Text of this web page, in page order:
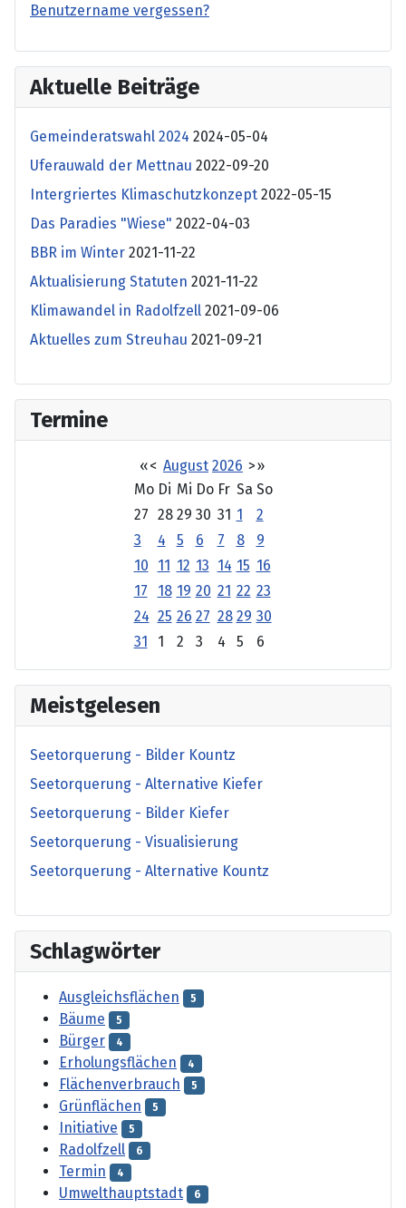
Benutzername vergessen?
Aktuelle Beiträge
Gemeinderatswahl 2024 2024-05-04
Uferauwald der Mettnau 2022-09-20
Intergriertes Klimaschutzkonzept 2022-05-15
Das Paradies "Wiese" 2022-04-03
BBR im Winter 2021-11-22
Aktualisierung Statuten 2021-11-22
Klimawandel in Radolfzell 2021-09-06
Aktuelles zum Streuhau 2021-09-21
Termine
«< August 2026 >»
Mo Di Mi Do Fr Sa So
27 28 29 30 31 1
2
3
4 5 6 7 8
9
10
11 12 13 14 15 16
17
18 19 20 21 22 23
24 25 26 27 28 29 30
31
1 2 3 4 5 6
Meistgelesen
Seetorquerung - Bilder Kountz
Seetorquerung - Alternative Kiefer
Seetorquerung - Bilder Kiefer
Seetorquerung - Visualisierung
Seetorquerung - Alternative Kountz
Schlagwörter
Ausgleichsflächen 5
Bäume 5
Bürger 4
Erholungsflächen 4
Flächenverbrauch 5
Grünflächen 5
Initiative 5
Radolfzell 6
Termin 4
Umwelthauptstadt 6